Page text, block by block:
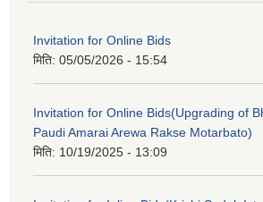
Invitation for Online Bids
मिति: 05/05/2026 - 15:54
Invitation for Online Bids(Upgrading of
Paudi Amarai Arewa Rakse Motarbato)
मिति: 10/19/2025 - 13:09